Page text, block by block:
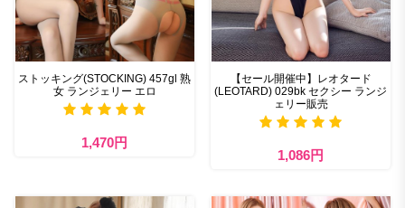
ストッキング(STOCKING) 457gl 熟
女 ランジェリー エロ
1,470円
【セール開催中】レオタード
(LEOTARD) 029bk セクシー ランジ
ェリー販売
1,086円